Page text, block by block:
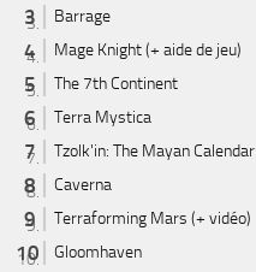
Barrage
Mage Knight (+ aide de jeu)
The 7th Continent
Terra Mystica
Tzolk'in: The Mayan Calendar
Caverna
Terraforming Mars (+ vidéo)
Gloomhaven